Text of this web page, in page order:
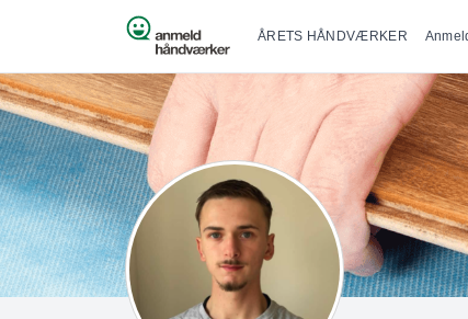
Spring til indhold Primær
ÅRETS HÅNDVÆRKER